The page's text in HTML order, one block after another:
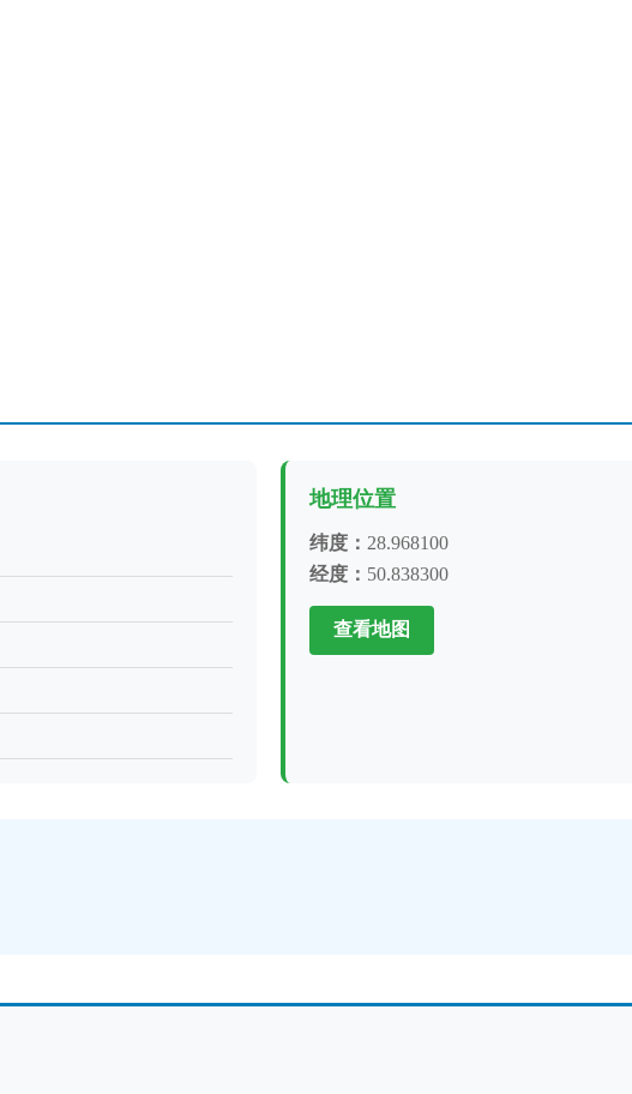
地理位置
纬度： 28.968100
经度： 50.838300
查看地图